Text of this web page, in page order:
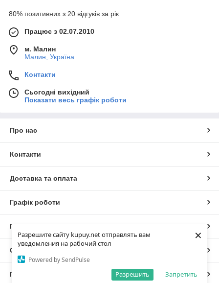
Разрешите сайту kupuy.net отправлять вам
уведомления на рабочий стол
Powered by SendPulse
Запретить
Разрешить
×
80% позитивних з 20 відгуків за рік
Працює з 02.07.2010
м. Малин
Малин, Україна
Контакти
Сьогодні вихідний
Показати весь графік роботи
Про нас
Контакти
Доставка та оплата
Графік роботи
Повна версія сайту
Сайт створено на маркетплейсі
Політика конфіденційності